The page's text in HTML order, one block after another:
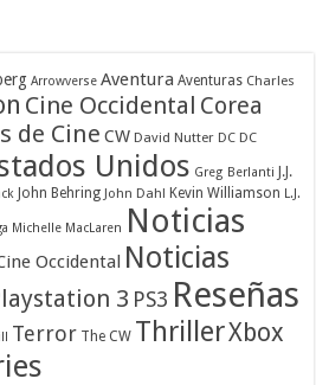
Arrowverse Aventura Aventuras Charles
Cine Occidental Corea
de Cine CW David Nutter DC DC
Unidos Greg Berlanti J.J.
John Behring John Dahl Kevin Williamson L.J.
Michelle MacLaren Noticias
Occidental Noticias
3 PS3 Reseñas
Terror The CW ThrillerXbox